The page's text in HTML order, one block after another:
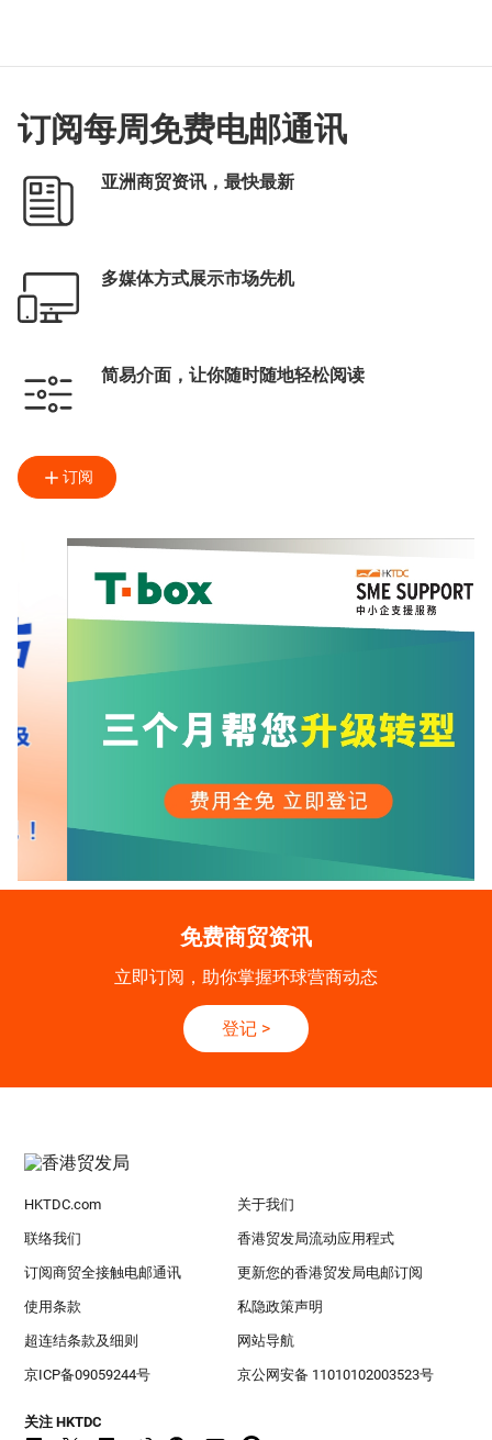
订阅每周免费电邮通讯
亚洲商贸资讯，最快最新
多媒体方式展示市场先机
简易介面，让你随时随地轻松阅读
订阅
免费商贸资讯
立即订阅，助你掌握环球营商动态
登记 >
HKTDC.com 关于我们
联络我们 香港贸发局流动应用程式
订阅商贸全接触电邮通讯 更新您的香港贸发局电邮订阅
使用条款 私隐政策声明
超连结条款及细则 网站导航
京ICP备09059244号 京公网安备 11010102003523号
关注 HKTDC